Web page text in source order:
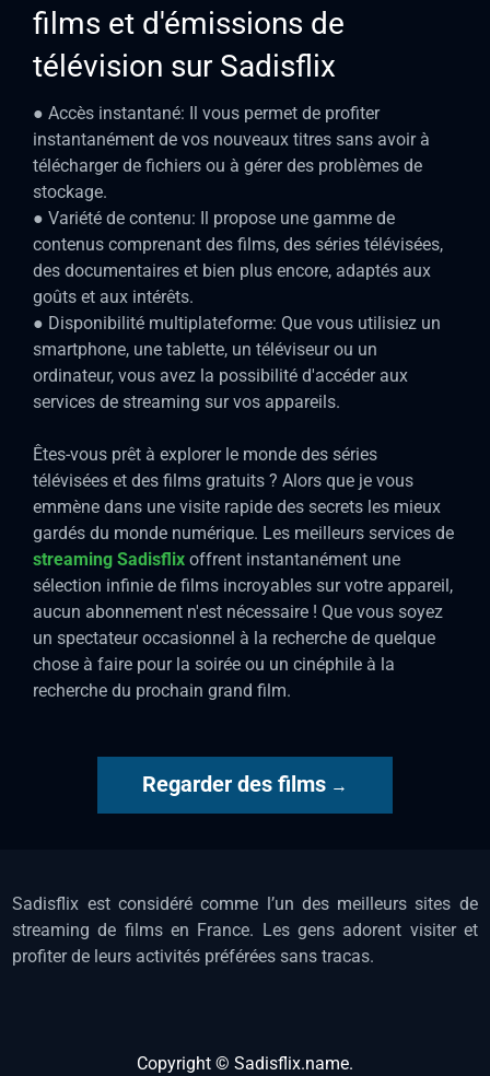
films et d'émissions de
télévision sur Sadisflix
● Accès instantané: Il vous permet de profiter
instantanément de vos nouveaux titres sans avoir à
télécharger de fichiers ou à gérer des problèmes de
stockage.
● Variété de contenu: Il propose une gamme de
contenus comprenant des films, des séries télévisées,
des documentaires et bien plus encore, adaptés aux
goûts et aux intérêts.
● Disponibilité multiplateforme: Que vous utilisiez un
smartphone, une tablette, un téléviseur ou un
ordinateur, vous avez la possibilité d'accéder aux
services de streaming sur vos appareils.
Êtes-vous prêt à explorer le monde des séries
télévisées et des films gratuits ? Alors que je vous
emmène dans une visite rapide des secrets les mieux
gardés du monde numérique. Les meilleurs services de
streaming Sadisflix offrent instantanément une
sélection infinie de films incroyables sur votre appareil,
aucun abonnement n'est nécessaire ! Que vous soyez
un spectateur occasionnel à la recherche de quelque
chose à faire pour la soirée ou un cinéphile à la
recherche du prochain grand film.
Regarder des films →
Sadisflix est considéré comme l’un des meilleurs sites de
streaming de films en France. Les gens adorent visiter et
profiter de leurs activités préférées sans tracas.
Copyright © Sadisflix.name.